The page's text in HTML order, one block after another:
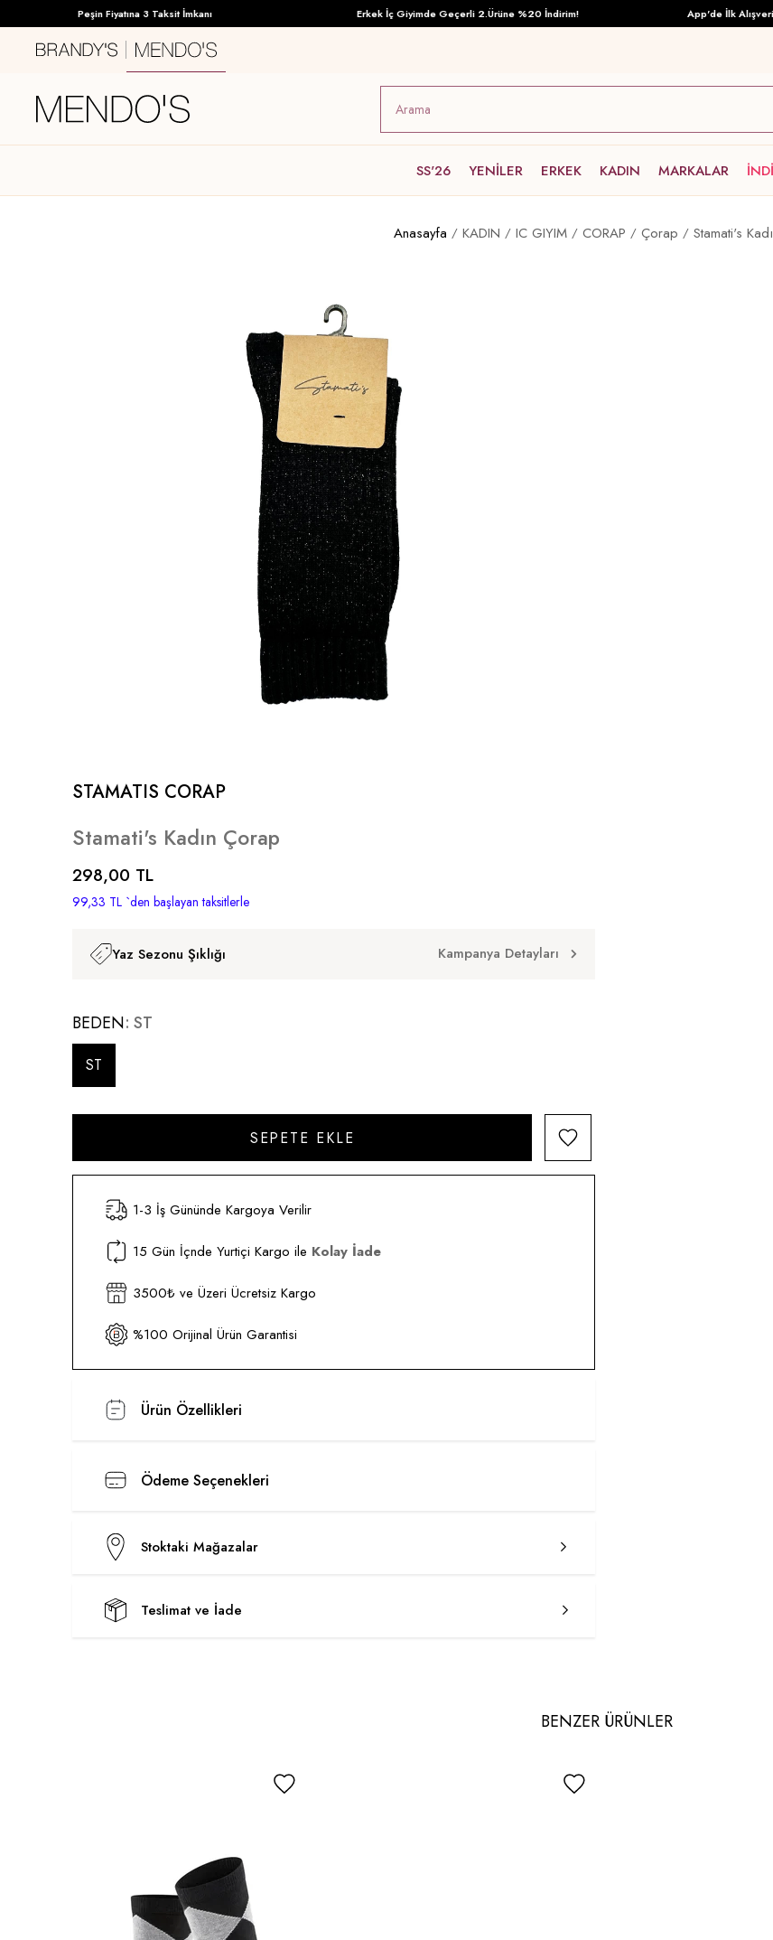
Peşin Fiyatına 3 Taksit İmkanı Erkek İç Giyimde Geçerli 2.Ürüne %20 İndirim! App'de İlk
SS'26 YENİLER ERKEK KADIN MARKALAR
Anasayfa KADIN IC GIYIM CORAP Çorap Stamati's
STAMATIS CORAP
Stamati's Kadın Çorap
298,00 TL
99,33 TL `den başlayan taksitlerle
Yaz Sezonu Şıklığı Kampanya Detayları
BEDEN ST
ST
1-3 İş Gününde Kargoya Verilir
15 Gün İçnde Yurtiçi Kargo ile Kolay İade
3500₺ ve Üzeri Ücretsiz Kargo
%100 Orijinal Ürün Garantisi
Ürün Özellikleri
Ödeme Seçenekleri
Stoktaki Mağazalar
Teslimat ve İade
BENZER ÜRÜNLER